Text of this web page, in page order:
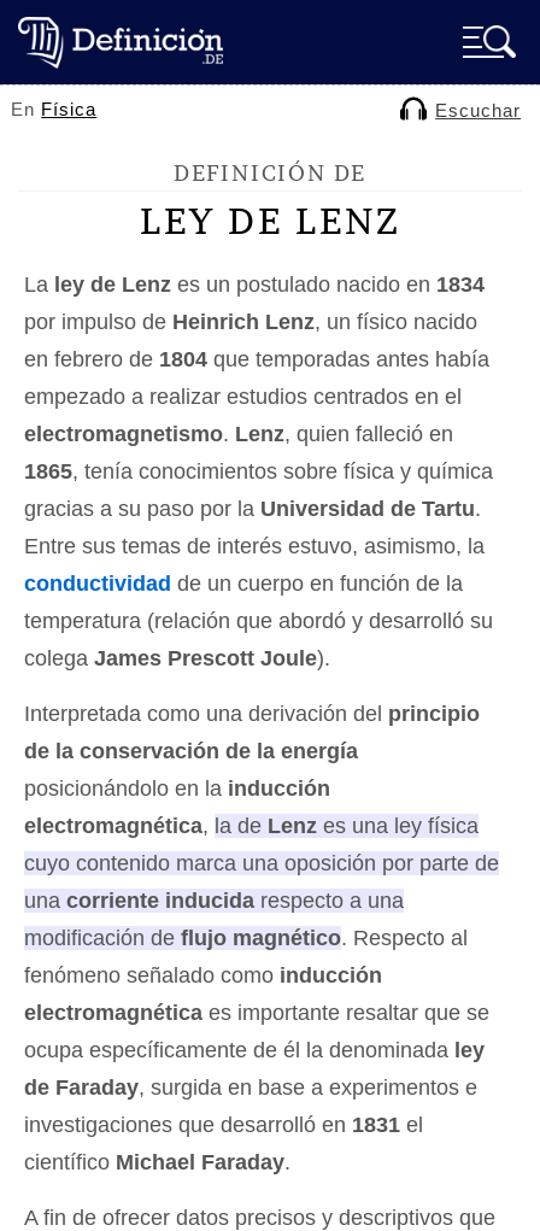
En Física Escuchar
DEFINICIÓN DE
LEY DE LENZ
La ley de Lenz es un postulado nacido en 1834
por impulso de Heinrich Lenz, un físico nacido
en febrero de 1804 que temporadas antes había
empezado a realizar estudios centrados en el
electromagnetismo. Lenz, quien falleció en
1865, tenía conocimientos sobre física y química
gracias a su paso por la Universidad de Tartu.
Entre sus temas de interés estuvo, asimismo, la
conductividad de un cuerpo en función de la
temperatura (relación que abordó y desarrolló su
colega James Prescott Joule).
Interpretada como una derivación del principio
de la conservación de la energía
posicionándolo en la inducción
electromagnética, la de Lenz es una ley física
cuyo contenido marca una oposición por parte de
una corriente inducida respecto a una
modificación de flujo magnético. Respecto al
fenómeno señalado como inducción
electromagnética es importante resaltar que se
ocupa específicamente de él la denominada ley
de Faraday, surgida en base a experimentos e
investigaciones que desarrolló en 1831 el
científico Michael Faraday.
A fin de ofrecer datos precisos y descriptivos que